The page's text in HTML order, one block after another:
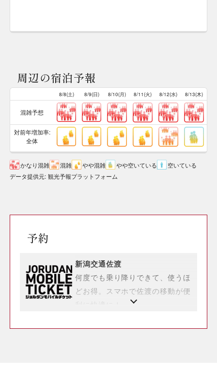
周辺の宿泊予報
8/8(土) 8/9(日) 8/10(月) 8/11(火) 8/12(水) 8/13(木)
混雑予想
対前年増加率:
全体
かなり混雑 混雑 やや混雑 やや空いている
空いている
データ提供元: 観光予報プラットフォーム
予約
新潟交通佐渡
何度でも乗り降りできて、使うほ
どお得。スマホで佐渡の移動が便